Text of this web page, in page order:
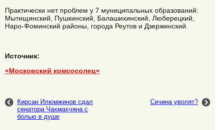
Практически нет проблем у 7 муниципальных образований:
Мытищинский, Пушкинский, Балашихинский, Люберецкий,
Наро-Фоминский районы, города Реутов и Дзержинский.
Источник:
«Московский комсосолец»
Кирсан Илюмжинов сдал
сенатора Чахмахчяна с
болью в душе
Сечина уволят?